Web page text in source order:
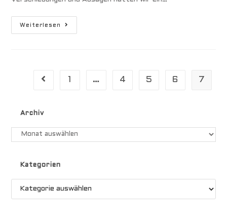
Weiterlesen
#
Gehe zur vorherigen Seite
1 … 4 5 6 7
Archiv
Archiv
Kategorien
Kategorien